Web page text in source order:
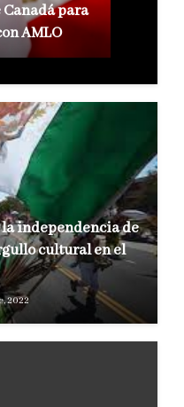
para
AMLO
la independencia de
cultural en el
2022